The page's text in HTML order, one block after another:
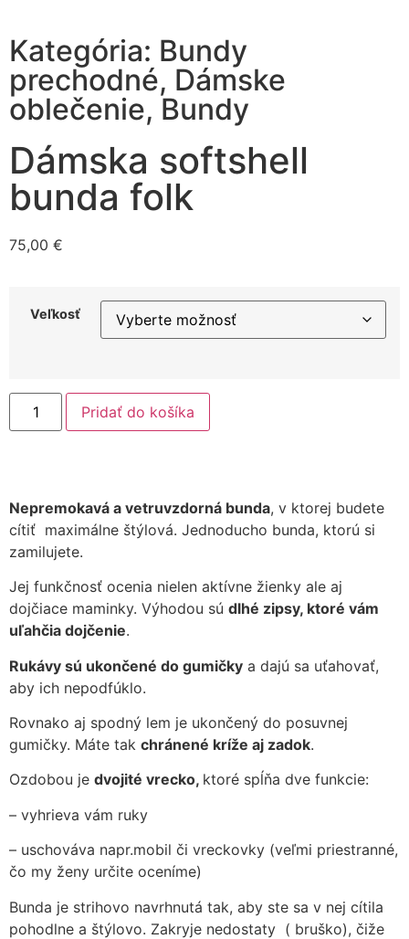
Kategória: Bundy
prechodné, Dámske
oblečenie, Bundy
Dámska softshell
bunda folk
75,00 €
Veľkosť
Pridať do košíka
Nepremokavá a vetruvzdorná bunda, v ktorej budete
cítiť maximálne štýlová. Jednoducho bunda, ktorú si
zamilujete.
Jej funkčnosť ocenia nielen aktívne žienky ale aj
dojčiace maminky. Výhodou sú dlhé zipsy, ktoré vám
uľahčia dojčenie.
Rukávy sú ukončené do gumičky a dajú sa uťahovať,
aby ich nepodfúklo.
Rovnako aj spodný lem je ukončený do posuvnej
gumičky. Máte tak chránené kríže aj zadok.
Ozdobou je dvojité vrecko, ktoré spĺňa dve funkcie:
– vyhrieva vám ruky
– uschováva napr.mobil či vreckovky (veľmi priestranné,
čo my ženy určite oceníme)
Bunda je strihovo navrhnutá tak, aby ste sa v nej cítila
pohodlne a štýlovo. Zakryje nedostaty ( bruško), čiže